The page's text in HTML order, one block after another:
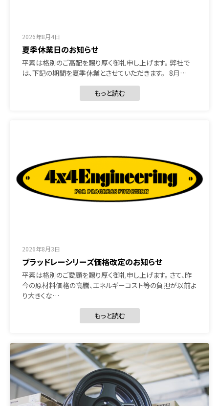
2026年8月4日
夏季休業日のお知らせ
平素は格別のご高配を賜り厚く御礼申し上げます。 弊社で
は、下記の期間を夏季休業とさせていただきます。 8月…
もっと読む
2026年8月3日
ブラッドレーシリーズ価格改定のお知らせ
平素は格別のご愛顧を賜り厚く御礼申し上げます。 さて、昨
今の原材料価格の高騰、エネルギーコスト等の負担が以前よ
り大きくな…
もっと読む